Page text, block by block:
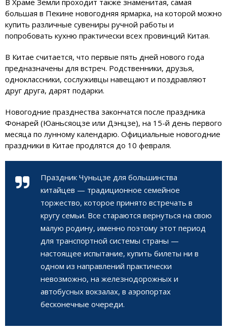
большая в Пекине новогодняя ярмарка, на которой можно
купить различные сувениры ручной работы и
попробовать кухню практически всех провинций Китая.
В Китае считается, что первые пять дней нового года
предназначены для встреч. Родственники, друзья,
одноклассники, сослуживцы навещают и поздравляют
друг друга, дарят подарки.
Новогодние празднества закончатся после праздника
Фонарей (Юаньсяоцзе или Дэнцзе), на 15-й день первого
месяца по лунному календарю. Официальные новогодние
праздники в Китае продлятся до 10 февраля.
Праздник Чуньцзе для большинства
китайцев — традиционное семейное
торжество, которое принято встречать в
кругу семьи. Все стараются вернуться на свою
малую родину, именно поэтому этот период
для транспортной системы страны —
настоящее испытание, купить билеты ни в
одном из направлений практически
невозможно, на железнодорожных и
автобусных вокзалах, в аэропортах
бесконечные очереди.